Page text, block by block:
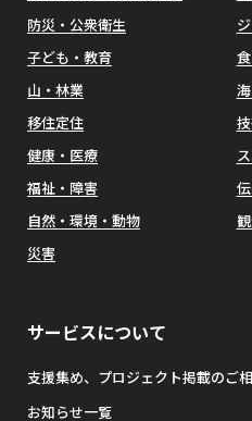
防災・公衆衛生
子ども・教育
山・林業
移住定住
健康・医療
福祉・障害
自然・環境・動物
災害
サービスについて
支援集め、プロジェクト掲載のご
お知らせ一覧